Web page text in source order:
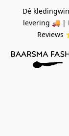
Dé
levering 🚚 |
Reviews